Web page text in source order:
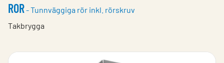
ROR- Tunnväggiga rör inkl. rörskruv
Takbrygga